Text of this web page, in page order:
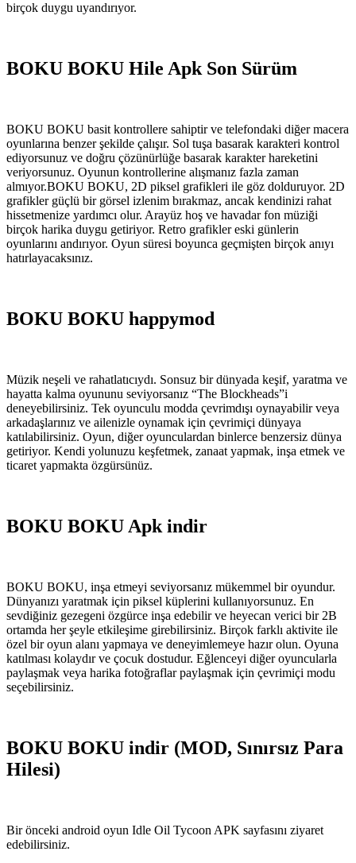
birçok duygu uyandırıyor.
BOKU BOKU Hile Apk Son Sürüm
BOKU BOKU basit kontrollere sahiptir ve telefondaki diğer macera
oyunlarına benzer şekilde çalışır. Sol tuşa basarak karakteri kontrol
ediyorsunuz ve doğru çözünürlüğe basarak karakter hareketini
veriyorsunuz. Oyunun kontrollerine alışmanız fazla zaman
almıyor.BOKU BOKU, 2D piksel grafikleri ile göz dolduruyor. 2D
grafikler güçlü bir görsel izlenim bırakmaz, ancak kendinizi rahat
hissetmenize yardımcı olur. Arayüz hoş ve havadar fon müziği
birçok harika duygu getiriyor. Retro grafikler eski günlerin
oyunlarını andırıyor. Oyun süresi boyunca geçmişten birçok anıyı
hatırlayacaksınız.
BOKU BOKU happymod
Müzik neşeli ve rahatlatıcıydı. Sonsuz bir dünyada keşif, yaratma ve
hayatta kalma oyununu seviyorsanız “The Blockheads”i
deneyebilirsiniz. Tek oyunculu modda çevrimdışı oynayabilir veya
arkadaşlarınız ve ailenizle oynamak için çevrimiçi dünyaya
katılabilirsiniz. Oyun, diğer oyunculardan binlerce benzersiz dünya
getiriyor. Kendi yolunuzu keşfetmek, zanaat yapmak, inşa etmek ve
ticaret yapmakta özgürsünüz.
BOKU BOKU Apk indir
BOKU BOKU, inşa etmeyi seviyorsanız mükemmel bir oyundur.
Dünyanızı yaratmak için piksel küplerini kullanıyorsunuz. En
sevdiğiniz gezegeni özgürce inşa edebilir ve heyecan verici bir 2B
ortamda her şeyle etkileşime girebilirsiniz. Birçok farklı aktivite ile
özel bir oyun alanı yapmaya ve deneyimlemeye hazır olun. Oyuna
katılması kolaydır ve çocuk dostudur. Eğlenceyi diğer oyuncularla
paylaşmak veya harika fotoğraflar paylaşmak için çevrimiçi modu
seçebilirsiniz.
BOKU BOKU indir (MOD, Sınırsız Para
Hilesi)
Bir önceki android oyun Idle Oil Tycoon APK sayfasını ziyaret
edebilirsiniz.